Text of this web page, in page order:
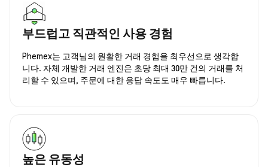
부드럽고 직관적인 사용 경험
Phemex는 고객님의 원활한 거래 경험을 최우선으로 생각합
니다. 자체 개발한 거래 엔진은 초당 최대 30만 건의 거래를 처
리할 수 있으며, 주문에 대한 응답 속도도 매우 빠릅니다.
높은 유동성